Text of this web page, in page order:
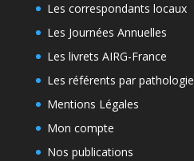
Les correspondants locaux
Les Journées Annuelles
Les livrets AIRG-France
Les référents par pathologie
Mentions Légales
Mon compte
Nos publications